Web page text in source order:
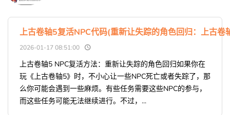
上古卷轴5复活NPC代码(重新让失踪的角色回归：上古卷
2026-01-17 08:51:00
上古卷轴5 NPC复活方法：重新让失踪的角色回归如果你在
玩《上古卷轴5》时，不小心让一些NPC死亡或者失踪了，那
么你可能会遇到一些麻烦。有些任务需要这些NPC的参与，
而这些任务可能无法继续进行。不过，...